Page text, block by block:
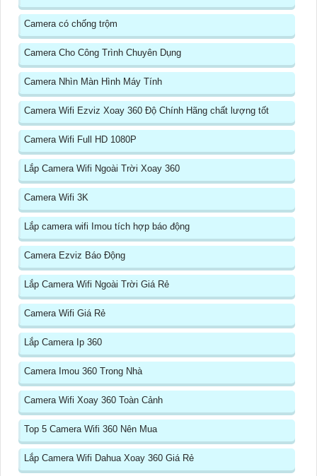
Camera có chống trộm
Camera Cho Công Trình Chuyên Dụng
Camera Nhìn Màn Hình Máy Tính
Camera Wifi Ezviz Xoay 360 Độ Chính Hãng chất lượng tốt
Camera Wifi Full HD 1080P
Lắp Camera Wifi Ngoài Trời Xoay 360
Camera Wifi 3K
Lắp camera wifi Imou tích hợp báo động
Camera Ezviz Báo Động
Lắp Camera Wifi Ngoài Trời Giá Rẻ
Camera Wifi Giá Rẻ
Lắp Camera Ip 360
Camera Imou 360 Trong Nhà
Camera Wifi Xoay 360 Toàn Cảnh
Top 5 Camera Wifi 360 Nên Mua
Lắp Camera Wifi Dahua Xoay 360 Giá Rẻ